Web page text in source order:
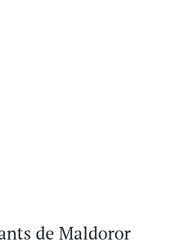
de Maldoror